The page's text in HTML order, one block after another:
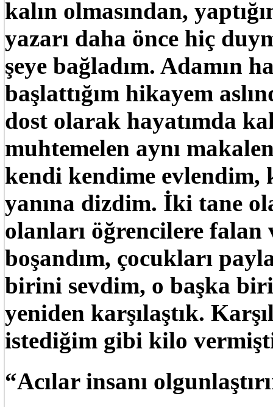
kalın olmasından,
yazarı daha önce hiç
şeye bağladım. Adamın
başlattığım hikayem
dost olarak hayatımda
muhtemelen aynı
kendi kendime evlendim,
yanına dizdim. İki tane
olanları öğrencilere
boşandım, çocukları
birini sevdim, o başka
yeniden karşılaştık.
istediğim gibi kilo
“Acılar insanı